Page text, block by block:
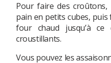
Pour faire des croûtons,
pain en petits cubes,
four chaud jusqu’à ce
croustillants.
Vous pouvez les